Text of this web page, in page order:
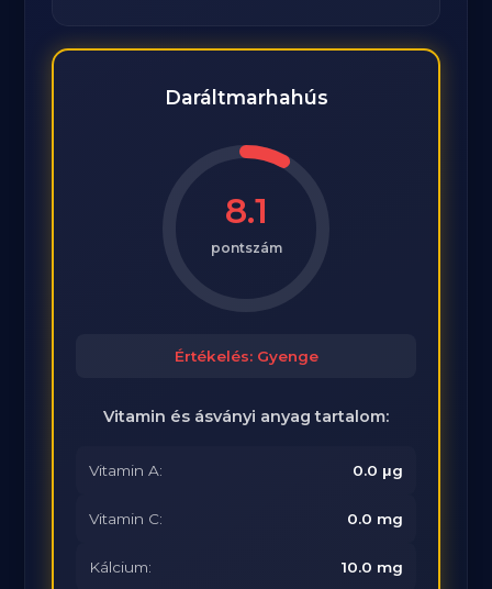
Daráltmarhahús
8.1
pontszám
Értékelés: Gyenge
Vitamin és ásványi anyag tartalom:
Vitamin A: 0.0 μg
Vitamin C: 0.0 mg
Kálcium: 10.0 mg